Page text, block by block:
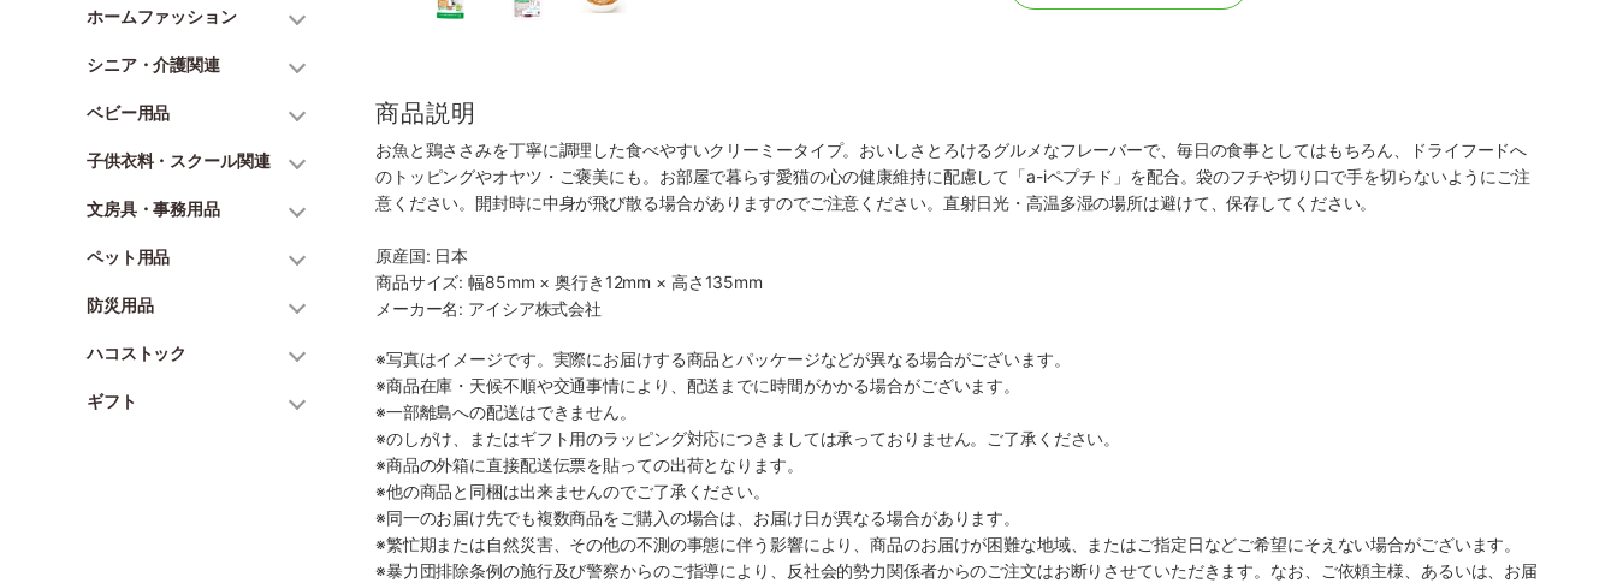
ホームファッション
シニア・介護関連
ベビー用品
子供衣料・スクール関連
文房具・事務用品
ペット用品
防災用品
ハコストック
ギフト
商品説明
お魚と鶏ささみを丁寧に調理した食べやすいクリーミータイプ。おいしさとろけるグルメなフレーバーで、毎日の食事としてはもちろん、ドライフードへ
のトッピングやオヤツ・ご褒美にも。お部屋で暮らす愛猫の心の健康維持に配慮して「a-iペプチド」を配合。袋のフチや切り口で手を切らないようにご注
意ください。開封時に中身が飛び散る場合がありますのでご注意ください。直射日光・高温多湿の場所は避けて、保存してください。
原産国: 日本
商品サイズ: 幅85mm × 奥行き12mm × 高さ135mm
メーカー名: アイシア株式会社
※写真はイメージです。実際にお届けする商品とパッケージなどが異なる場合がございます。
※商品在庫・天候不順や交通事情により、配送までに時間がかかる場合がございます。
※一部離島への配送はできません。
※のしがけ、またはギフト用のラッピング対応につきましては承っておりません。ご了承ください。
※商品の外箱に直接配送伝票を貼っての出荷となります。
※他の商品と同梱は出来ませんのでご了承ください。
※同一のお届け先でも複数商品をご購入の場合は、お届け日が異なる場合があります。
※繁忙期または自然災害、その他の不測の事態に伴う影響により、商品のお届けが困難な地域、またはご指定日などご希望にそえない場合がございます。
※暴力団排除条例の施行及び警察からのご指導により、反社会的勢力関係者からのご注文はお断りさせていただきます。なお、ご依頼主様、あるいは、お届